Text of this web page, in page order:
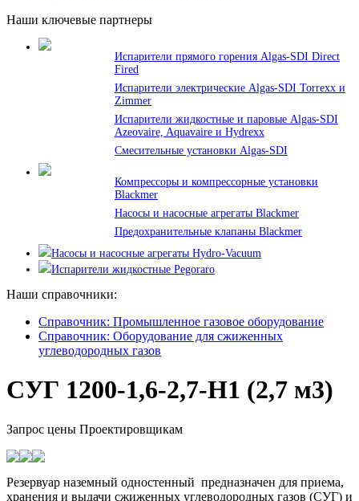
Наши ключевые партнеры
Испарители прямого горения Algas-SDI Direct
Fired
Испарители электрические Algas-SDI Torrexx и
Zimmer
Испарители жидкостные и паровые Algas-SDI
Azeovaire, Aquavaire и Hydrexx
Смесительные установки Algas-SDI
Компрессоры и компрессорные установки
Blackmer
Насосы и насосные агрегаты Blackmer
Предохранительные клапаны Blackmer
Насосы и насосные агрегаты Hydro-Vacuum
Испарители жидкостные Pegoraro
Наши справочники:
Справочник: Промышленное газовое оборудование
Справочник: Оборудование для сжиженных
углеводородных газов
СУГ 1200-1,6-2,7-Н1 (2,7 м3)
Запрос цены Проектировщикам
Резервуар наземный одностенный предназначен для приема,
хранения и выдачи сжиженных углеводородных газов (СУГ) и